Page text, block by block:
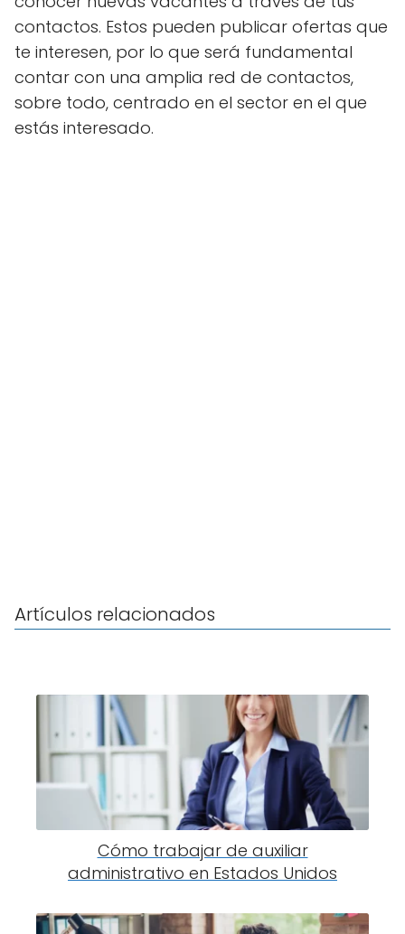
contactos. Estos pueden publicar ofertas que
te interesen, por lo que será fundamental
contar con una amplia red de contactos,
sobre todo, centrado en el sector en el que
estás interesado.
Artículos relacionados
Cómo trabajar de auxiliar
administrativo en Estados Unidos